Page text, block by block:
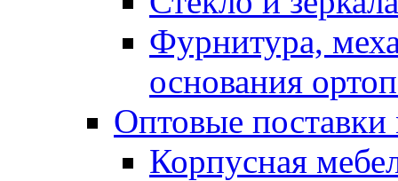
Фурнитура,
основания
Оптовые поставки
Корпусная